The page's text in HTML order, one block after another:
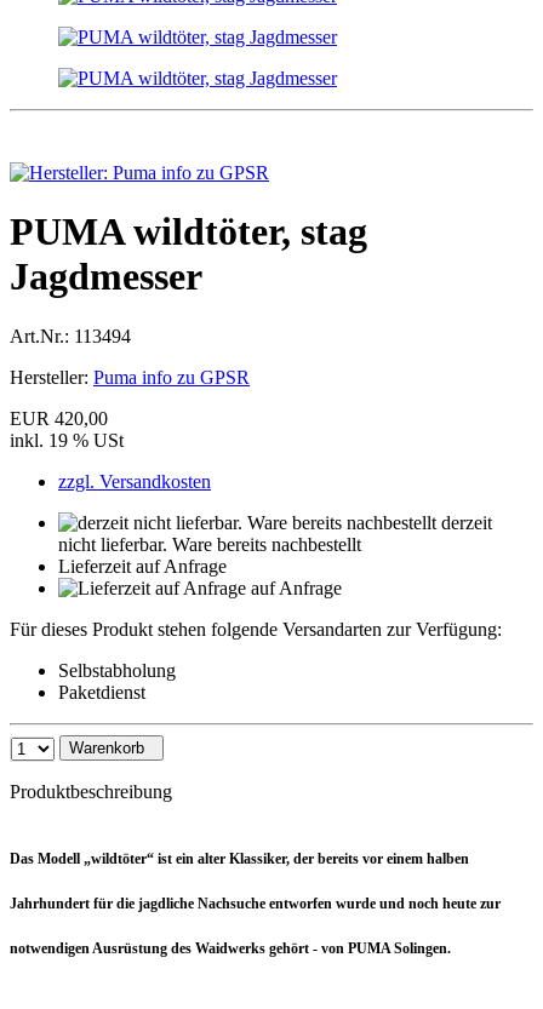
PUMA wildtöter, stag
Jagdmesser
Art.Nr.: 113494
Hersteller: Puma info zu GPSR
EUR 420,00
inkl. 19 % USt
zzgl. Versandkosten
derzeit
nicht lieferbar. Ware bereits nachbestellt
Lieferzeit auf Anfrage
auf Anfrage
Für dieses Produkt stehen folgende Versandarten zur Verfügung:
Selbstabholung
Paketdienst
Warenkorb
Produktbeschreibung
Das Modell „wildtöter“ ist ein alter Klassiker, der bereits vor einem halben
Jahrhundert für die jagdliche Nachsuche entworfen wurde und noch heute zur
notwendigen Ausrüstung des Waidwerks gehört - von PUMA Solingen.